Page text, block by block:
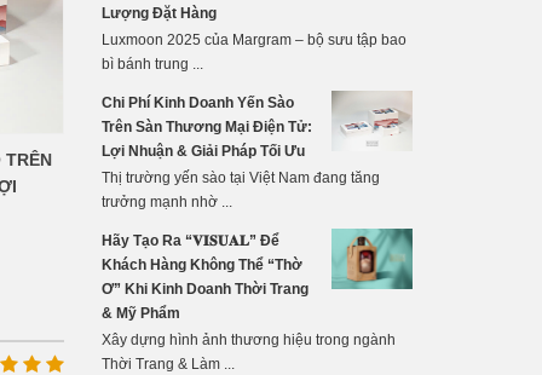
TRÊN
Lượng Đặt Hàng
Luxmoon 2025 của Margram – bộ sưu tập bao
bì bánh trung ...
Chi Phí Kinh Doanh Yến Sào
Trên Sàn Thương Mại Điện Tử:
Lợi Nhuận & Giải Pháp Tối Ưu
Thị trường yến sào tại Việt Nam đang tăng
trưởng mạnh nhờ ...
Hãy Tạo Ra “𝐕𝐈𝐒𝐔𝐀𝐋” Để
Khách Hàng Không Thể “Thờ
Ơ” Khi Kinh Doanh Thời Trang
& Mỹ Phẩm
Xây dựng hình ảnh thương hiệu trong ngành
Thời Trang & Làm ...